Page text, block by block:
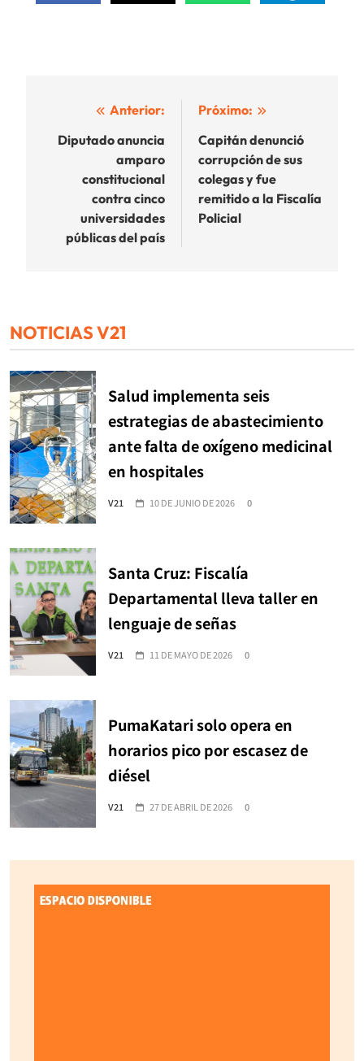
Navegación
de
entradas
Anterior:
Diputado anuncia
amparo
constitucional
contra cinco
universidades
públicas del país
Próximo:
Capitán denunció
corrupción de sus
colegas y fue
remitido a la Fiscalía
Policial
NOTICIAS V21
Salud implementa seis
estrategias de abastecimiento
ante falta de oxígeno medicinal
en hospitales
V21 10 DE JUNIO DE 2026 0
Santa Cruz: Fiscalía
Departamental lleva taller en
lenguaje de señas
V21 11 DE MAYO DE 2026 0
PumaKatari solo opera en
horarios pico por escasez de
diésel
V21 27 DE ABRIL DE 2026 0